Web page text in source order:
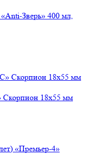
Зверь» 400 мл,
18х55 мм